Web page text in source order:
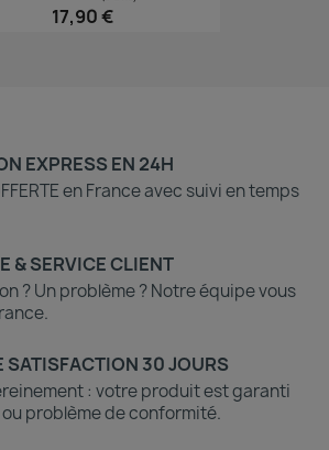
17,90 €
EXPRESS EN 24H
en France avec suivi en temps
& SERVICE CLIENT
? Un problème ? Notre équipe vous
SATISFACTION 30 JOURS
: votre produit est garanti
problème de conformité.